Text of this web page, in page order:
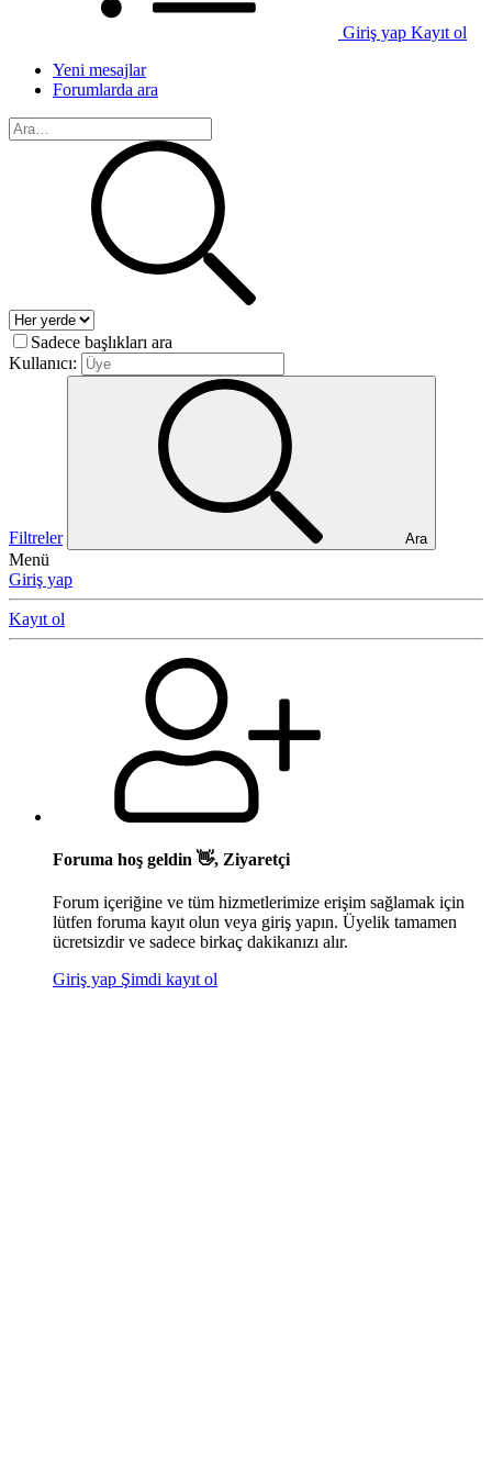
Giriş yap Kayıt ol
Yeni mesajlar
Forumlarda ara
Sadece başlıkları ara
Kullanıcı:
Filtreler Ara
Menü
Giriş yap
Kayıt ol
Foruma hoş geldin 👋, Ziyaretçi
Forum içeriğine ve tüm hizmetlerimize erişim sağlamak için
lütfen foruma kayıt olun veya giriş yapın. Üyelik tamamen
ücretsizdir ve sadece birkaç dakikanızı alır.
Giriş yap Şimdi kayıt ol